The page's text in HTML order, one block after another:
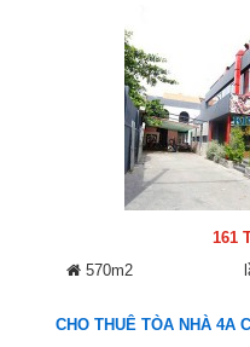
161
570m2
CHO THUÊ TÒA NHÀ 4A